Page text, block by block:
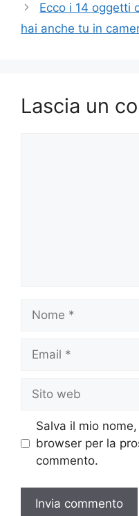
Ecco i 14 oggetti
hai anche tu in
Lascia un
Nome
Email
Sito
web
Salva il mio
browser per la
commento.